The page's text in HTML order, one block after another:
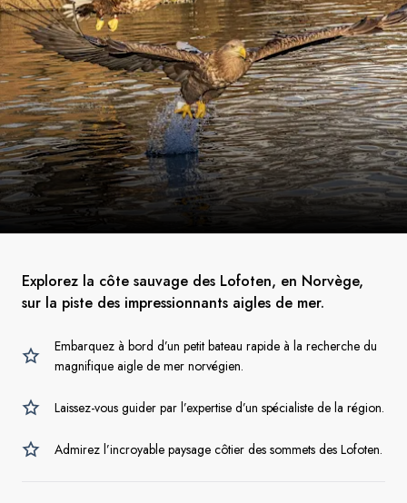
Explorez la côte sauvage des Lofoten, en Norvège,
sur la piste des impressionnants aigles de mer.
Embarquez à bord d’un petit bateau rapide à la recherche du
magnifique aigle de mer norvégien.
Laissez-vous guider par l’expertise d’un spécialiste de la région.
Admirez l’incroyable paysage côtier des sommets des Lofoten.